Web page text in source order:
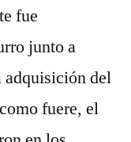
fue
junto a
adquisición del
fuere, el